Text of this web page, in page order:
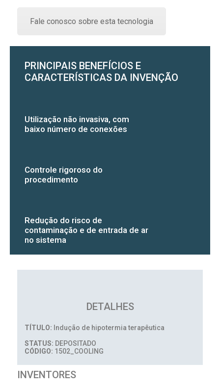
Fale conosco sobre esta tecnologia
PRINCIPAIS BENEFÍCIOS E
CARACTERÍSTICAS DA INVENÇÃO
Utilização não invasiva, com
baixo número de conexões
Controle rigoroso do
procedimento
Redução do risco de
contaminação e de entrada de ar
no sistema
DETALHES
TÍTULO: Indução de hipotermia terapêutica
STATUS: DEPOSITADO
CÓDIGO: 1502_COOLING
INVENTORES